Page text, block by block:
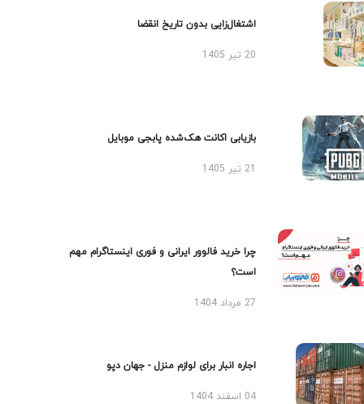
اشتغال‌زایی بدون تاریخ انقضا
20 تیر 1405
بازیابی اکانت هک‌شده پابجی موبایل
چرا خرید فالوور ایرانی و فوری اینستاگرام مهم
است؟
27 مرداد 1404
اجاره انبار برای لوازم منزل - جهان دپو
04 اسفند 1404